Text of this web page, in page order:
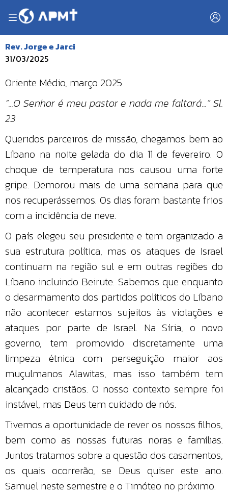
Rev. Jorge e Jarci
31/03/2025
Oriente Médio, março 2025
“...O Senhor é meu pastor e nada me faltará...” Sl.
23
Queridos parceiros de missão, chegamos bem ao
Líbano na noite gelada do dia 11 de fevereiro. O
choque de temperatura nos causou uma forte
gripe. Demorou mais de uma semana para que
nos recuperássemos. Os dias foram bastante frios
com a incidência de neve.
O país elegeu seu presidente e tem organizado a
sua estrutura política, mas os ataques de Israel
continuam na região sul e em outras regiões do
Líbano incluindo Beirute. Sabemos que enquanto
o desarmamento dos partidos políticos do Líbano
não acontecer estamos sujeitos às violações e
ataques por parte de Israel. Na Síria, o novo
governo, tem promovido discretamente uma
limpeza étnica com perseguição maior aos
muçulmanos Alawitas, mas isso também tem
alcançado cristãos. O nosso contexto sempre foi
instável, mas Deus tem cuidado de nós.
Tivemos a oportunidade de rever os nossos filhos,
bem como as nossas futuras noras e famílias.
Juntos tratamos sobre a questão dos casamentos,
os quais ocorrerão, se Deus quiser este ano.
Samuel neste semestre e o Timóteo no próximo.